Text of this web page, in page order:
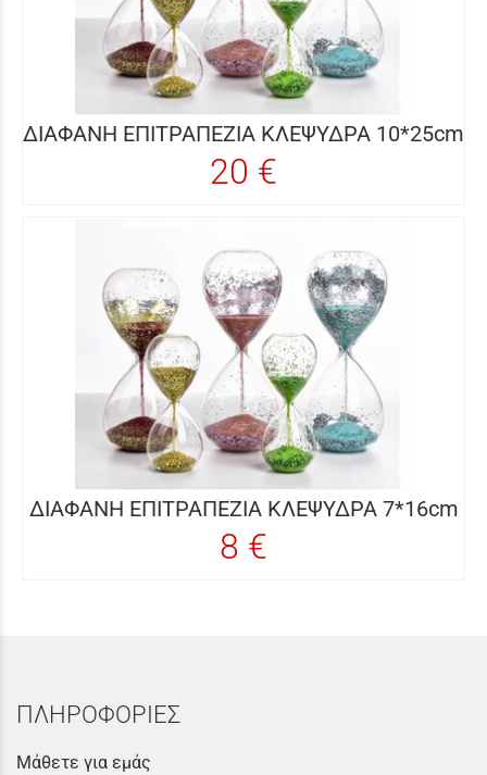
ΔΙΑΦΑΝΗ ΕΠΙΤΡΑΠΕΖΙΑ ΚΛΕΨΥΔΡΑ 10*25cm
20 €
ΔΙΑΦΑΝΗ ΕΠΙΤΡΑΠΕΖΙΑ ΚΛΕΨΥΔΡΑ 7*16cm
8 €
ΠΛΗΡΟΦΟΡΙΕΣ
Μάθετε για εμάς